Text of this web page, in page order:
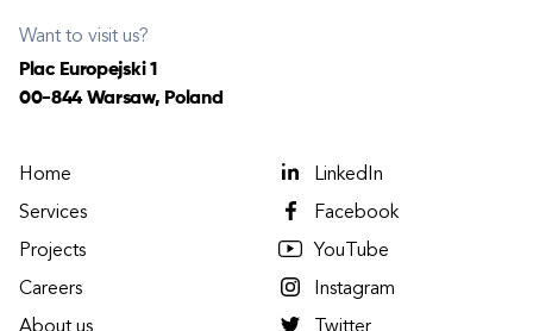
Want to visit us?
Plac Europejski 1
00-844 Warsaw, Poland
Home
Services
Projects
Careers
LinkedIn
Facebook
YouTube
Instagram